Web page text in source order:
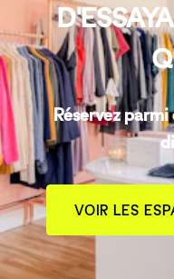
Réservez
VOIR LES